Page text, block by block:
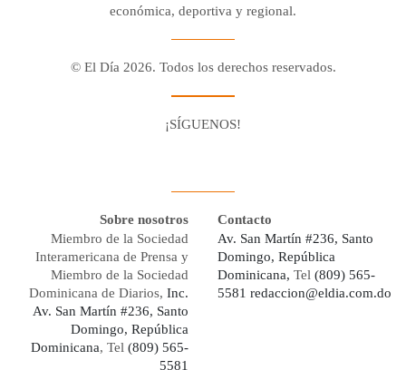
económica, deportiva y regional.
© El Día 2026. Todos los derechos reservados.
¡SÍGUENOS!
Sobre nosotros
Miembro de la Sociedad
Interamericana de Prensa y
Miembro de la Sociedad
Dominicana de Diarios, Inc.
Av. San Martín #236, Santo
Domingo, República
Dominicana, Tel (809) 565-
5581
Contacto
Av. San Martín #236, Santo
Domingo, República
Dominicana, Tel (809) 565-
5581 redaccion@eldia.com.do